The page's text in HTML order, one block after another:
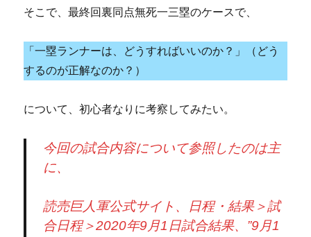
そこで、最終回裏同点無死一三塁のケースで、
「一塁ランナーは、どうすればいいのか？」（どう
するのが正解なのか？）
について、初心者なりに考察してみたい。
今回の試合内容について参照したのは主
に、
読売巨人軍公式サイト、日程・結果＞試
合日程＞2020年9月1日試合結果、”9月1